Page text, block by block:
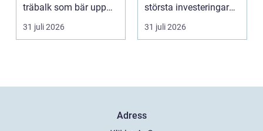
träbalk som bär upp
väggarna mot pla...
31 juli 2026
största investeringar
m...
31 juli 2026
Adress